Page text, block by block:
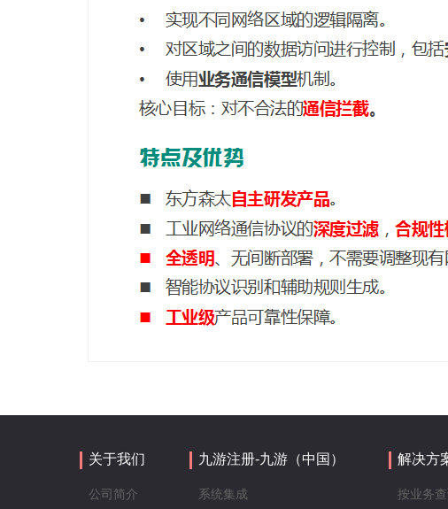
关于我们
公司简介
九游注册-九游（中国）
系统集成
解决方
按业务